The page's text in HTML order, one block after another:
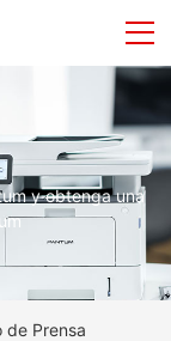
y obtenga una
de Prensa